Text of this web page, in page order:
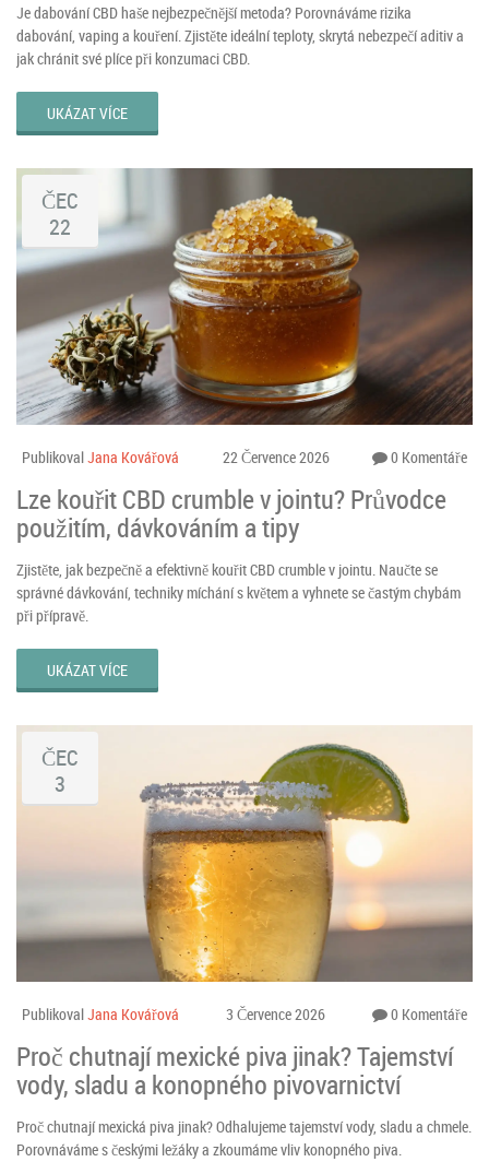
Je dabování CBD haše nejbezpečnější metoda? Porovnáváme rizika
dabování, vaping a kouření. Zjistěte ideální teploty, skrytá nebezpečí aditiv a
jak chránit své plíce při konzumaci CBD.
UKÁZAT VÍCE
ČEC
22
PublikovalJana Kovářová 22 Července 2026 0 Komentáře
Lze kouřit CBD crumble v jointu? Průvodce
použitím, dávkováním a tipy
Zjistěte, jak bezpečně a efektivně kouřit CBD crumble v jointu. Naučte se
správné dávkování, techniky míchání s květem a vyhnete se častým chybám
při přípravě.
UKÁZAT VÍCE
ČEC
3
PublikovalJana Kovářová 3 Července 2026 0 Komentáře
Proč chutnají mexické piva jinak? Tajemství
vody, sladu a konopného pivovarnictví
Proč chutnají mexická piva jinak? Odhalujeme tajemství vody, sladu a chmele.
Porovnáváme s českými ležáky a zkoumáme vliv konopného piva.